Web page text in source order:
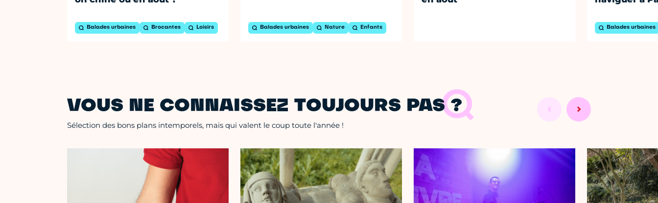
Balades urbaines Brocantes Loisirs Balades urbaines Nature Enfants Balades urbaines
VOUS NE CONNAISSEZ TOUJOURS PAS ?
Sélection des bons plans intemporels, mais qui valent le coup toute l'année !